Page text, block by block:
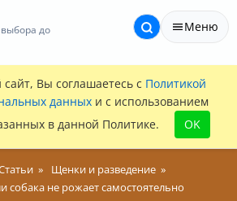
выбора до
Меню
Вы соглашаетесь с Политикой
данных и с использованием
в данной Политике.
OK
Щенки и разведение
собака не рожает самостоятельно